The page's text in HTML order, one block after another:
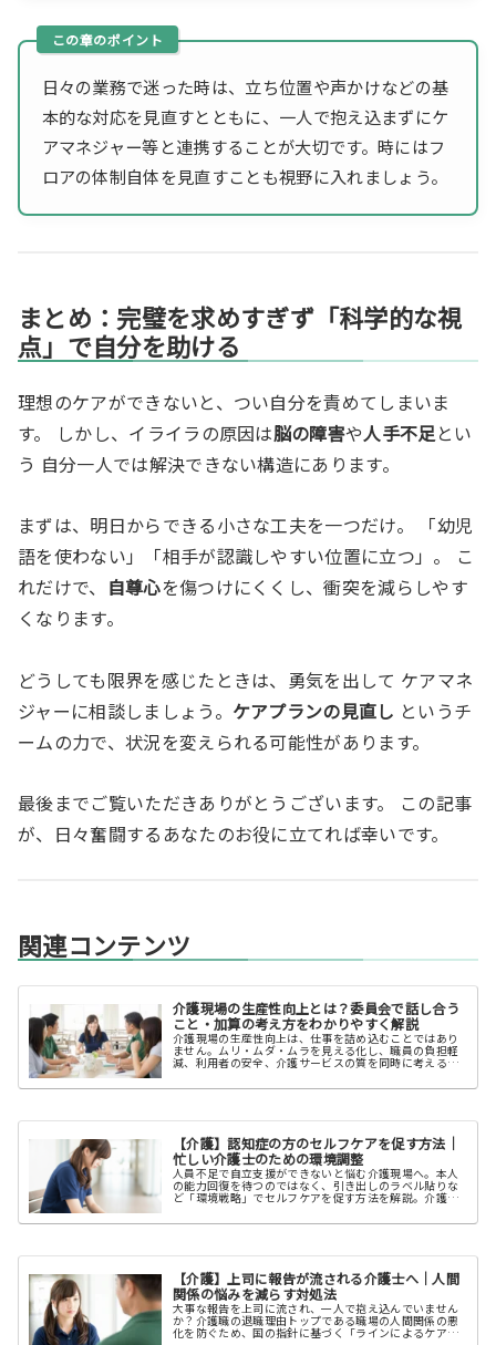
日々の業務で迷った時は、立ち位置や声かけなどの基
本的な対応を見直すとともに、一人で抱え込まずにケ
アマネジャー等と連携することが大切です。時にはフ
ロアの体制自体を見直すことも視野に入れましょう。
まとめ：完璧を求めすぎず「科学的な視
点」で自分を助ける
理想のケアができないと、つい自分を責めてしまいま
す。 しかし、イライラの原因は脳の障害や人手不足とい
う 自分一人では解決できない構造にあります。
まずは、明日からできる小さな工夫を一つだけ。 「幼児
語を使わない」「相手が認識しやすい位置に立つ」。 こ
れだけで、 自尊心を傷つけにくくし、衝突を減らしやす
くなります。
どうしても限界を感じたときは、勇気を出して ケアマネ
ジャーに相談しましょう。 ケアプランの見直し というチ
ームの力で、状況を変えられる可能性があります。
最後までご覧いただきありがとうございます。 この記事
が、日々奮闘するあなたのお役に立てれば幸いです。
関連コンテンツ
介護現場の生産性向上とは？委員会で話し合う
こと・加算の考え方をわかりやすく解説
介護現場の生産性向上は、仕事を詰め込むことではあり
ません。ムリ・ムダ・ムラを見える化し、職員の負担軽
減、利用者の安全、介護サービスの質を同時に考える視
【介護】認知症の方のセルフケアを促す方法｜
忙しい介護士のための環境調整
人員不足で自立支援ができないと悩む介護現場へ。本人
の能力回復を待つのではなく、引き出しのラベル貼りな
ど「環境戦略」でセルフケアを促す方法を解説。介護の
【介護】上司に報告が流される介護士へ｜人間
関係の悩みを減らす対処法
大事な報告を上司に流され、一人で抱え込んでいません
か？介護職の退職理由トップである職場の人間関係の悪
化を防ぐため、国の指針に基づく「ラインによるケア」